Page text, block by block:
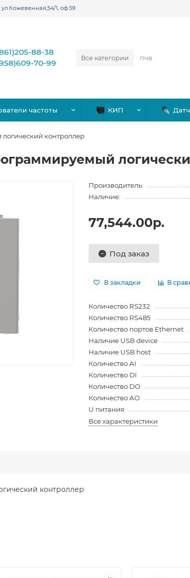
1, оф.59
Все категории
88-38
70-99
частоты КИП
контроллер
Производитель:
Наличие:
77,544.00р.
Под заказ
В закладки В
Количество RS232
Количество RS485
Количество портов Ethernet
Наличие USB device
Наличие USB host
Количество AI
Количество DI
Количество DO
Количество AO
U питания
Все характеристики
контроллер